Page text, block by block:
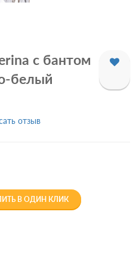
с бантом
белый
отзыв
В ОДИН КЛИК